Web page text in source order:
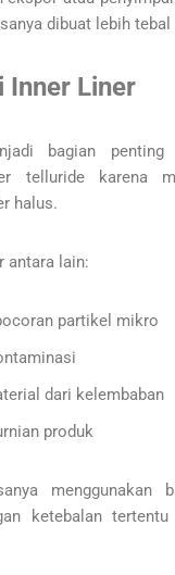
dibuat lebih tebal
Inner Liner
bagian
telluride karena
halus.
antara lain:
partikel mikro
dari kelembaban
produk
menggunakan
ketebalan